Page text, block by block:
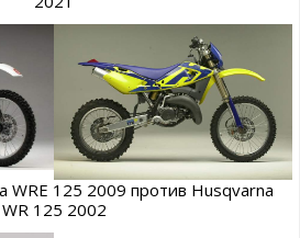
WRE 125 2009 против Husqvarna
WR 125 2002